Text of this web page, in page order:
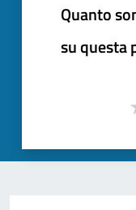
Quanto
su questa